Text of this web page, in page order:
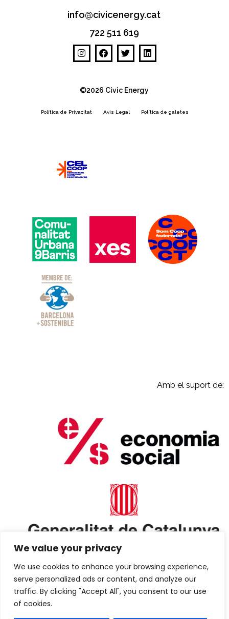
We value your privacy
We use cookies to enhance your browsing experience,
serve personalized ads or content, and analyze our
traffic. By clicking "Accept All", you consent to our use
of cookies.
info@civicenergy.cat
722 511 619
©2026 Civic Energy
Política de Privacitat Avis Legal Política de galetes
Amb el suport de: